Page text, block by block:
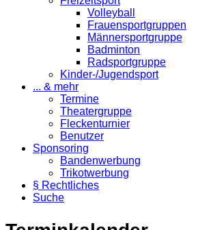
Volleyball
Frauensportgruppen
Männersportgruppe
Badminton
Radsportgruppe
Kinder-/Jugendsport
... & mehr
Termine
Theatergruppe
Fleckenturnier
Benutzer
Sponsoring
Bandenwerbung
Trikotwerbung
§ Rechtliches
Suche